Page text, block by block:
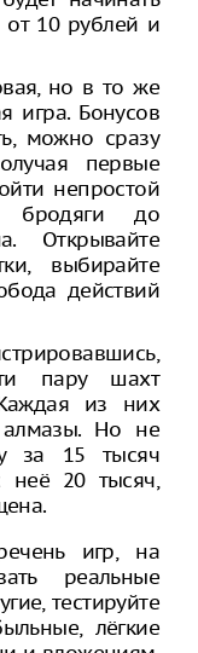
10 рублей и
но в то же
игра. Бонусов
можно сразу
первые
непростой
бродяги до
Открывайте
выбирайте
действий
пару шахт
из них
алмазы. Но не
за 15 тысяч
неё 20 тысяч,
игр, на
реальные
тестируйте
лёгкие